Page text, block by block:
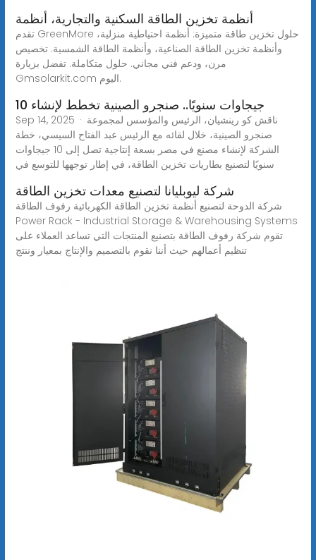
أنظمة تخزين الطاقة السكنية والتجارية، أنظمة
تقدم GreenMore حلول تخزين طاقة متميزة: أنظمة احتياطية منزلية،
وأنظمة تخزين الطاقة الصناعية، وأنظمة الطاقة الشمسية. تخصيص
مرن، ودعم فني مجاني. حلول متكاملة. تفضل بزيارة
Gmsolarkit.com اليوم.
10 جيجاوات سنويًا.. صنجرو الصينية تخطط لإنشاء
Sep 14, 2025 · ناقش كو رينشيان، الرئيس والمؤسس لمجموعة
صنجرو الصينية، خلال لقائه مع الرئيس عبد الفتاح السيسي، خطة
الشركة لإنشاء مصنع في مصر بسعة إنتاجية تصل إلى 10 جيجاوات
سنويًا لتصنيع بطاريات تخزين الطاقة، في إطار توجهها للتوسع في
شركة ليوبليانا لتصنيع معدات تخزين الطاقة
شركة الدوحة لتصنيع أنظمة تخزين الطاقة الكهربائية رفوف الطاقة
Power Rack - Industrial Storage & Warehousing Systems
تقوم شركة رفوف الطاقة بتصنيع المنتجات التي تساعد العملاء على
تنظيم أعمالهم حيث أننا نقوم بالتصميم والإنتاج بمعيار وننتج